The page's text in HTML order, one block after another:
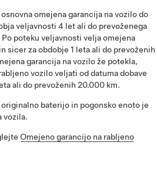
omejena garancija na vozilo do
veljavnosti 4 let ali do prevoženega
poteku veljavnosti velja omejena
sicer za obdobje 1 leta ali do prevoženih
garancija na vozilo že potekla,
vozilo veljati od datuma dobave
ali do prevoženih 20.000 km.
baterijo in pogonsko enoto je
vozila.
Omejeno garancijo na rabljeno